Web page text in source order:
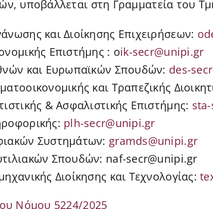
υποβάλλεται στη Γραμματεία του
και Διοίκησης Επιχειρήσεων:
Επιστήμης : oik-secr@unipi.gr
και Ευρωπαϊκών Σπουδών: des-
και Τραπεζικής
& Ασφαλιστικής Επιστήμης:
plh-secr@unipi.gr
Συστημάτων: gramds@unipi.gr
Σπουδών: naf-secr@unipi.gr
Διοίκησης και Τεχνολογίας:
Νόμου 5224/2025